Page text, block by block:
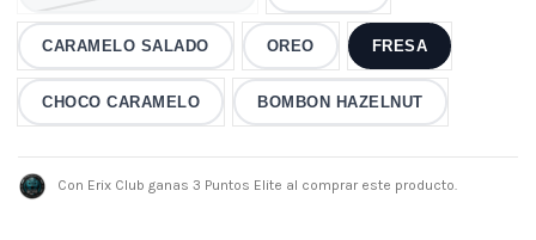
CARAMELO SALADO OREO FRESA
CHOCO CARAMELO BOMBON HAZELNUT
Con Erix Club ganas 3 Puntos Elite al comprar este producto.